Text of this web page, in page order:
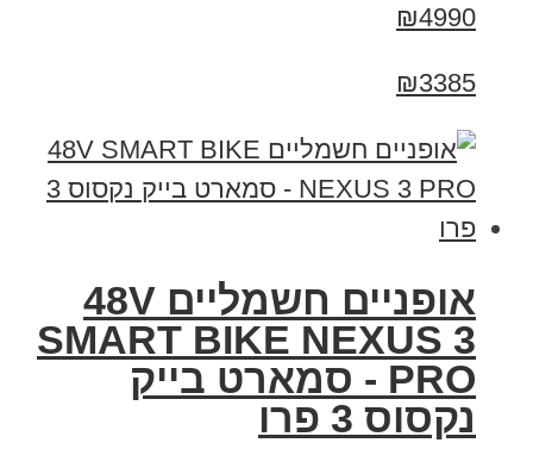
₪4990
₪3385
אופניים חשמליים 48V
SMART BIKE NEXUS 3
PRO - סמארט בייק
נקסוס 3 פרו